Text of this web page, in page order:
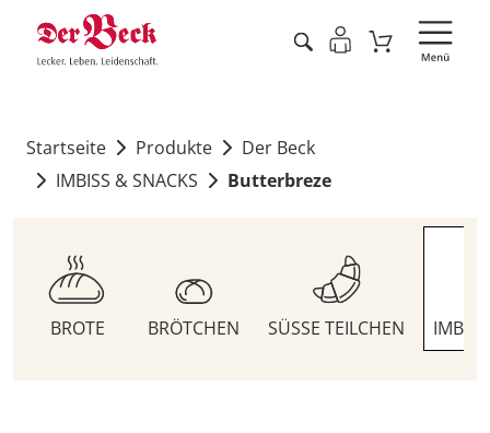
Startseite Produkte
Der Beck
IMBISS & SNACKS
Butterbreze
BROTE BRÖTCHEN SÜSSE TEILCHEN